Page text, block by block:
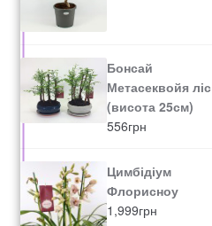
Бонсай
Метасеквойя ліс
(висота 25см)
556грн
Цимбідіум
Флорисноу
1,999грн